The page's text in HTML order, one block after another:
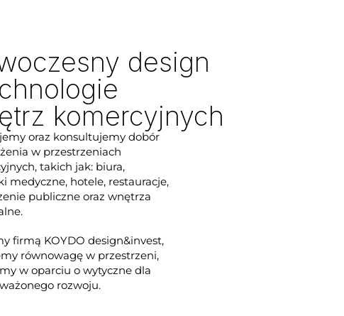
design
komercyjnych
oraz konsultujemy dobór
w przestrzeniach
takich jak: biura,
medyczne, hotele, restauracje,
publiczne oraz wnętrza
firmą KOYDO design&invest,
równowagę w przestrzeni,
w oparciu o wytyczne dla
rozwoju.